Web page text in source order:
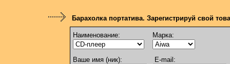
Барахолка портатива. Зарегистрируй свой
Наименование: Марка:
Ваше имя (ник): E-mail: